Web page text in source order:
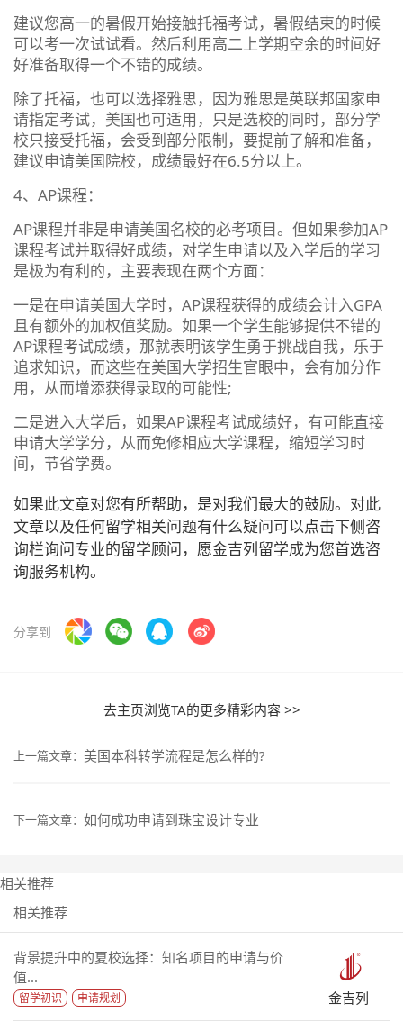
建议您高一的暑假开始接触托福考试，暑假结束的时候
可以考一次试试看。然后利用高二上学期空余的时间好
好准备取得一个不错的成绩。
除了托福，也可以选择雅思，因为雅思是英联邦国家申
请指定考试，美国也可适用，只是选校的同时，部分学
校只接受托福，会受到部分限制，要提前了解和准备，
建议申请美国院校，成绩最好在6.5分以上。
4、AP课程：
AP课程并非是申请美国名校的必考项目。但如果参加AP
课程考试并取得好成绩，对学生申请以及入学后的学习
是极为有利的，主要表现在两个方面：
一是在申请美国大学时，AP课程获得的成绩会计入GPA
且有额外的加权值奖励。如果一个学生能够提供不错的
AP课程考试成绩，那就表明该学生勇于挑战自我，乐于
追求知识，而这些在美国大学招生官眼中，会有加分作
用，从而增添获得录取的可能性;
二是进入大学后，如果AP课程考试成绩好，有可能直接
申请大学学分，从而免修相应大学课程，缩短学习时
间，节省学费。
如果此文章对您有所帮助，是对我们最大的鼓励。对此
文章以及任何留学相关问题有什么疑问可以点击下侧咨
询栏询问专业的留学顾问，愿金吉列留学成为您首选咨
询服务机构。
分享到
去主页浏览TA的更多精彩内容 >>
上一篇文章： 美国本科转学流程是怎么样的?
下一篇文章： 如何成功申请到珠宝设计专业
相关推荐
相关推荐
背景提升中的夏校选择：知名项目的申请与价
值...
留学初识 申请规划 金吉列